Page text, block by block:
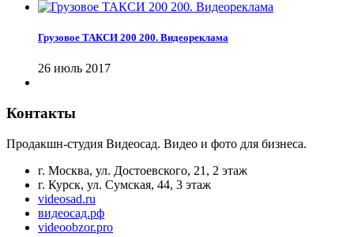
Грузовое ТАКСИ 200 200. Видеореклама
26 июль 2017
Контакты
Продакшн-студия Видеосад. Видео и фото для бизнеса.
г. Москва, ул. Достоевского, 21, 2 этаж
г. Курск, ул. Сумская, 44, 3 этаж
videosad.ru
видеосад.рф
videoobzor.pro